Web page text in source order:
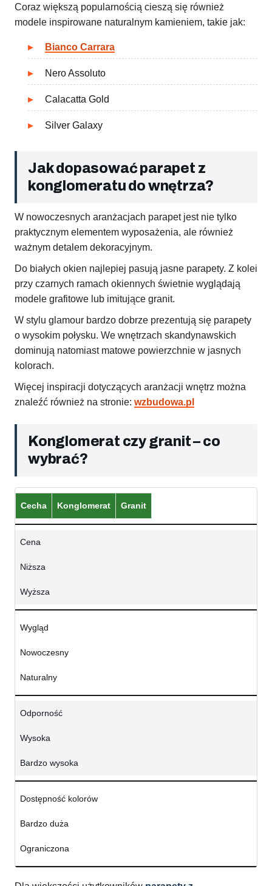
Coraz większą popularnością cieszą się również
modele inspirowane naturalnym kamieniem, takie jak:
Bianco Carrara
Nero Assoluto
Calacatta Gold
Silver Galaxy
Jak dopasować parapet z
konglomeratu do wnętrza?
W nowoczesnych aranżacjach parapet jest nie tylko
praktycznym elementem wyposażenia, ale również
ważnym detalem dekoracyjnym.
Do białych okien najlepiej pasują jasne parapety. Z kolei
przy czarnych ramach okiennych świetnie wyglądają
modele grafitowe lub imitujące granit.
W stylu glamour bardzo dobrze prezentują się parapety
o wysokim połysku. We wnętrzach skandynawskich
dominują natomiast matowe powierzchnie w jasnych
kolorach.
Więcej inspiracji dotyczących aranżacji wnętrz można
znaleźć również na stronie: wzbudowa.pl
Konglomerat czy granit – co
wybrać?
Cecha Konglomerat Granit
Cena
Niższa
Wyższa
Wygląd
Nowoczesny
Naturalny
Odporność
Wysoka
Bardzo wysoka
Dostępność kolorów
Bardzo duża
Ograniczona